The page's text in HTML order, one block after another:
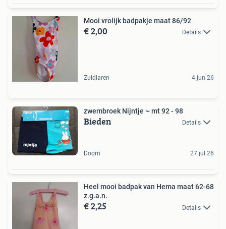
Mooi vrolijk badpakje maat 86/92
€ 2,00 Details
Zuidlaren 4 jun 26
zwembroek Nijntje ~ mt 92 - 98
Bieden Details
Doorn 27 jul 26
Heel mooi badpak van Hema maat 62-68
z.g.a.n.
€ 2,25 Details